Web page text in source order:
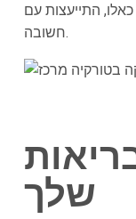
כאלו, התייעצות עם Healthy Türkiye יכולה לספק תמיכה
חשובה.
שלך